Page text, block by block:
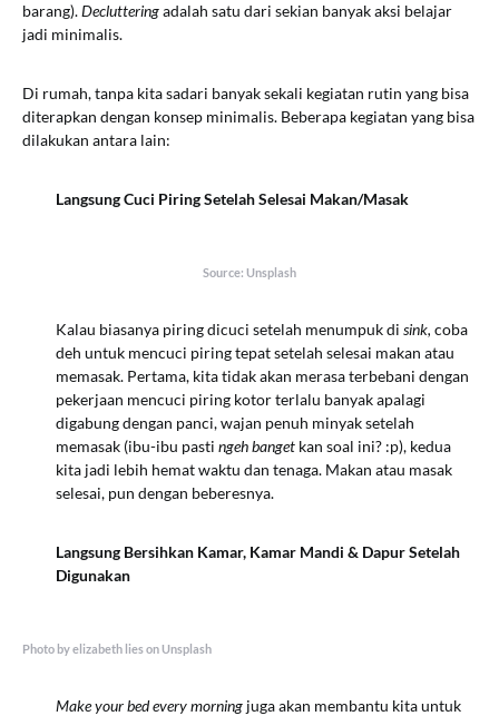
barang).Declutteringadalah satu dari sekian banyak aksi belajar
jadi minimalis.
Di rumah, tanpa kita sadari banyak sekali kegiatan rutin yang bisa
diterapkan dengan konsep minimalis. Beberapa kegiatan yang bisa
dilakukan antara lain:
Langsung Cuci Piring Setelah Selesai Makan/Masak
Source: Unsplash
Kalau biasanya piring dicuci setelah menumpuk di sink, coba
deh untuk mencuci piring tepat setelah selesai makan atau
memasak. Pertama, kita tidak akan merasa terbebani dengan
pekerjaan mencuci piring kotor terlalu banyak apalagi
digabung dengan panci, wajan penuh minyak setelah
memasak (ibu-ibu pasti ngehbanget kan soal ini? :p), kedua
kita jadi lebih hemat waktu dan tenaga. Makan atau masak
selesai, pun dengan beberesnya.
Langsung Bersihkan Kamar, Kamar Mandi & Dapur Setelah
Digunakan
Photo by elizabeth lies on Unsplash
Make your bed every morning juga akan membantu kita untuk